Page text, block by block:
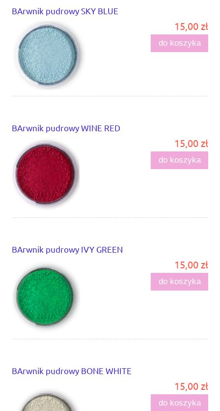
BArwnik pudrowy SKY BLUE
15,00 zł
do koszyka
BArwnik pudrowy WINE RED
15,00 zł
do koszyka
BArwnik pudrowy IVY GREEN
15,00 zł
do koszyka
BArwnik pudrowy BONE WHITE
15,00 zł
do koszyka